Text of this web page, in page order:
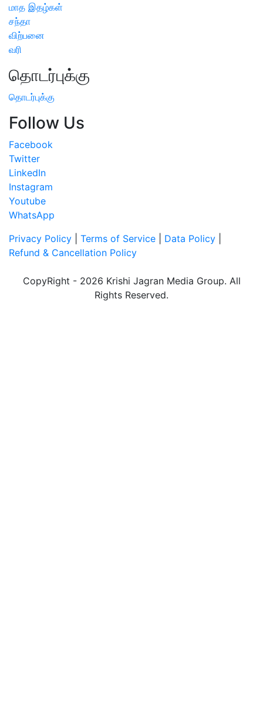
மாத இதழ்கள்
சந்தா
விற்பனை
வரி
தொடர்புக்கு
தொடர்புக்கு
Follow Us
Facebook
Twitter
LinkedIn
Instagram
Youtube
WhatsApp
Privacy Policy
Terms of Service Data Policy
Refund & Cancellation Policy
CopyRight - 2026 Krishi Jagran Media Group. All
Rights Reserved.